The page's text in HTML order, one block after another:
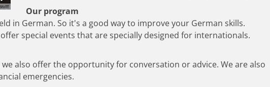
Our program
in German. So it's a good way to improve your German skills.
special events that are specially designed for internationals.
also offer the opportunity for conversation or advice. We are also
emergencies.